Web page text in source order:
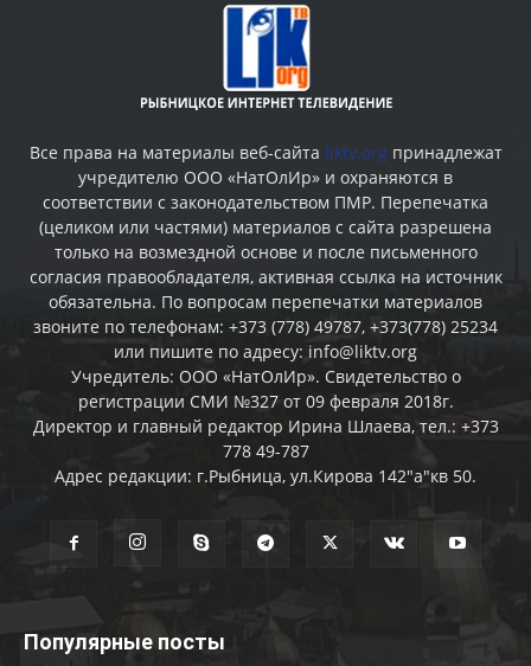
Все права на материалы веб-сайта liktv.org принадлежат
учредителю ООО «НатОлИр» и охраняются в
соответствии с законодательством ПМР. Перепечатка
(целиком или частями) материалов c сайта разрешена
только на возмездной основе и после письменного
согласия правообладателя, активная ссылка на источник
обязательна. По вопросам перепечатки материалов
звоните по телефонам: +373 (778) 49787, +373(778) 25234
или пишите по адресу: info@liktv.org
Учредитель: ООО «НатОлИр». Свидетельство о
регистрации СМИ №327 от 09 февраля 2018г.
Директор и главный редактор Ирина Шлаева, тел.: +373
778 49-787
Адрес редакции: г.Рыбница, ул.Кирова 142"а"кв 50.
Популярные посты